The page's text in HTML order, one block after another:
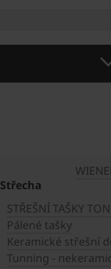
Střecha
STŘEŠNÍ TAŠKY
Pálené tašky
Keramické střešní
Tunning -